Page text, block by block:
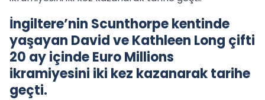
İngiltere’nin Scunthorpe kentinde
yaşayan David ve Kathleen Long çifti
20 ay içinde Euro Millions
ikramiyesini iki kez kazanarak tarihe
geçti.